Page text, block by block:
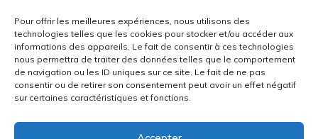
Pour offrir les meilleures expériences, nous utilisons des
technologies telles que les cookies pour stocker et/ou accéder aux
informations des appareils. Le fait de consentir à ces technologies
nous permettra de traiter des données telles que le comportement
de navigation ou les ID uniques sur ce site. Le fait de ne pas
consentir ou de retirer son consentement peut avoir un effet négatif
sur certaines caractéristiques et fonctions.
un sport réservé aux adeptes, même presque
réservé à certaines […]
KEEP READING